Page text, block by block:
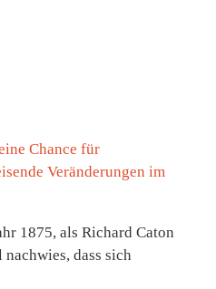
Chance für
Veränderungen im
1875, als Richard Caton
dass sich